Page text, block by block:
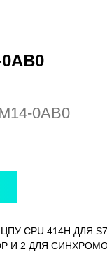
0AB0
CPU 414H ДЛЯ
И 2 ДЛЯ